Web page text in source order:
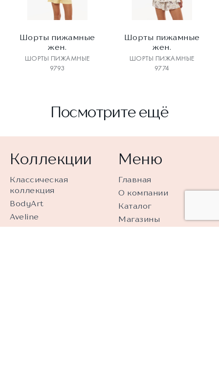
Шорты пижамные
жен.
ШОРТЫ ПИЖАМНЫЕ
9793
Шорты пижамные
жен.
ШОРТЫ ПИЖАМНЫЕ
9774
Посмотрите ещё
Коллекции
Классическая
коллекция
BodyArt
Aveline
Трикотаж
Меню
Главная
О компании
Каталог
Магазины